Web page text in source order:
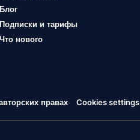
Блог
Подписки и тарифы
Что нового
правах Cookies settings